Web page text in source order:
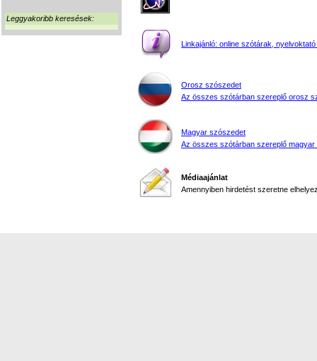
Leggyakoribb keresések:
Linkajánló: online szótárak, nyelvoktató
Orosz szószedet
Az összes szótárban szereplő orosz
Magyar szószedet
Az összes szótárban szereplő magyar
Médiaajánlat
Amennyiben hirdetést szeretne